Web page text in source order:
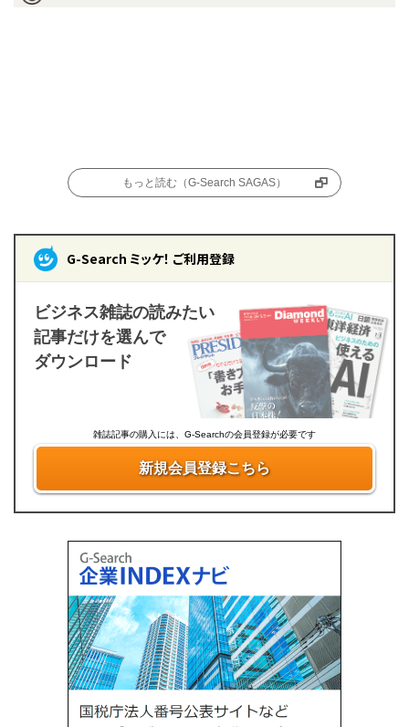
もっと読む（G-Search SAGAS）
G-Search ミッケ！ ご利用登録
ビジネス雑誌の読みたい
記事だけを選んで
ダウンロード
雑誌記事の購入には、G-Searchの会員登録が必要です
新規会員登録こちら